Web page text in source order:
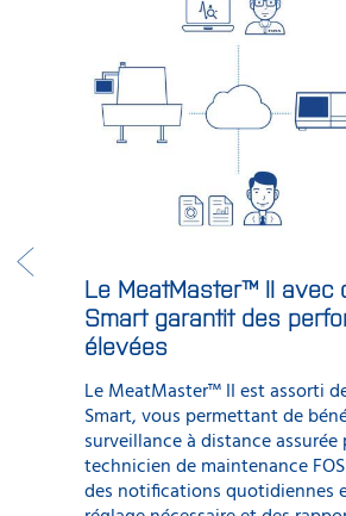
Le MeatMaster™ II avec
Smart garantit des
élevées
Le MeatMaster™ II est assorti
Smart, vous permettant de
surveillance à distance assurée
technicien de maintenance
des notifications quotidiennes